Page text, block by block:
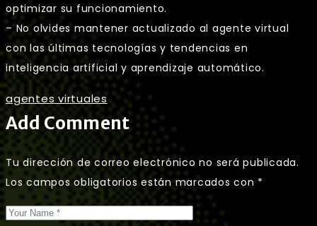
optimizar su funcionamiento.
– No olvides mantener actualizado al agente virtual
con las últimas tecnologías y tendencias en
inteligencia artificial y aprendizaje automático.
agentes virtuales
Add Comment
Tu dirección de correo electrónico no será publicada.
Los campos obligatorios están marcados con *